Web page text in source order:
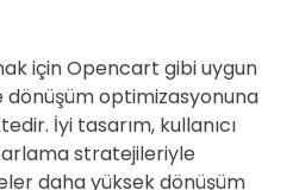
için Opencart gibi uygun
optimizasyonuna
İyi tasarım, kullanıcı
stratejileriyle
daha yüksek dönüşüm